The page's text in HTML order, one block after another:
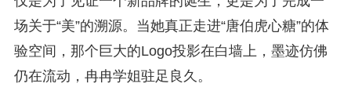
场关于“美”的溯源。当她真正走进“唐伯虎心糖”的体
验空间，那个巨大的Logo投影在白墙上，墨迹仿佛
仍在流动，冉冉学姐驻足良久。